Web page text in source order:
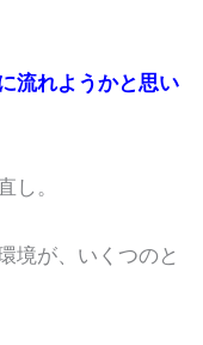
流れようかと思い
。
が、いくつのと